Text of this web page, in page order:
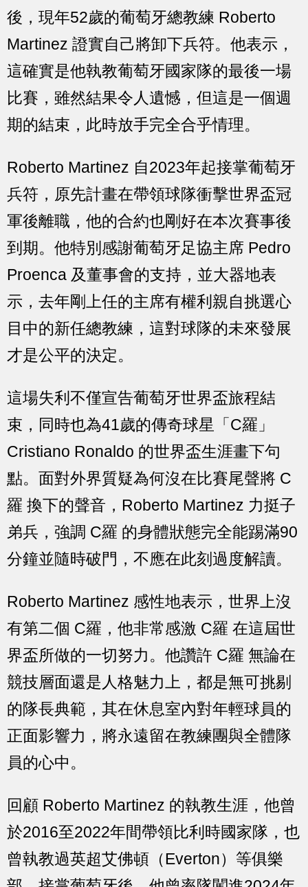
後，現年52歲的葡萄牙總教練 Roberto
Martinez 證實自己將卸下兵符。他表示，
這確實是他執教葡萄牙國家隊的最後一場
比賽，雖然結果令人遺憾，但這是一個週
期的結束，此時放手完全合乎情理。
Roberto Martinez 自2023年起接掌葡萄牙
兵符，原先計畫在帶領球隊衝擊世界盃冠
軍後離職，他的合約也剛好在本次賽事後
到期。他特別感謝葡萄牙足協主席 Pedro
Proenca 及董事會的支持，並大器地表
示，去年剛上任的主席有權利親自挑選心
目中的新任總教練，這對球隊的未來發展
才是公平的決定。
這場失利不僅宣告葡萄牙世界盃旅程結
束，同時也為41歲的傳奇球星「C羅」
Cristiano Ronaldo 的世界盃生涯畫下句
點。面對外界質疑為何沒在比賽尾聲將 C
羅 換下的聲音，Roberto Martinez 力挺子
弟兵，強調 C羅 的身體狀態完全能踢滿90
分鐘並隨時破門，不應在此刻過度解讀。
Roberto Martinez 感性地表示，世界上沒
有第二個 C羅，他非常感激 C羅 在這屆世
界盃所做的一切努力。他讚許 C羅 無論在
競技層面還是人格魅力上，都是無可挑剔
的隊長典範，其在休息室內對年輕球員的
正面影響力，將永遠留在教練團與全體隊
員的心中。
回顧 Roberto Martinez 的執教生涯，他曾
於2016至2022年間帶領比利時國家隊，也
曾執教過英超艾佛頓（Everton）等俱樂